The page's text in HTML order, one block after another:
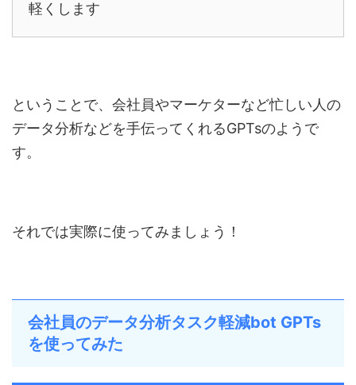
軽くします
ということで、会社員やマーケターなど忙しい人の
データ分析などを手伝ってくれるGPTsのようで
す。
それでは実際に使ってみましょう！
会社員のデータ分析タスク軽減bot GPTs
を使ってみた